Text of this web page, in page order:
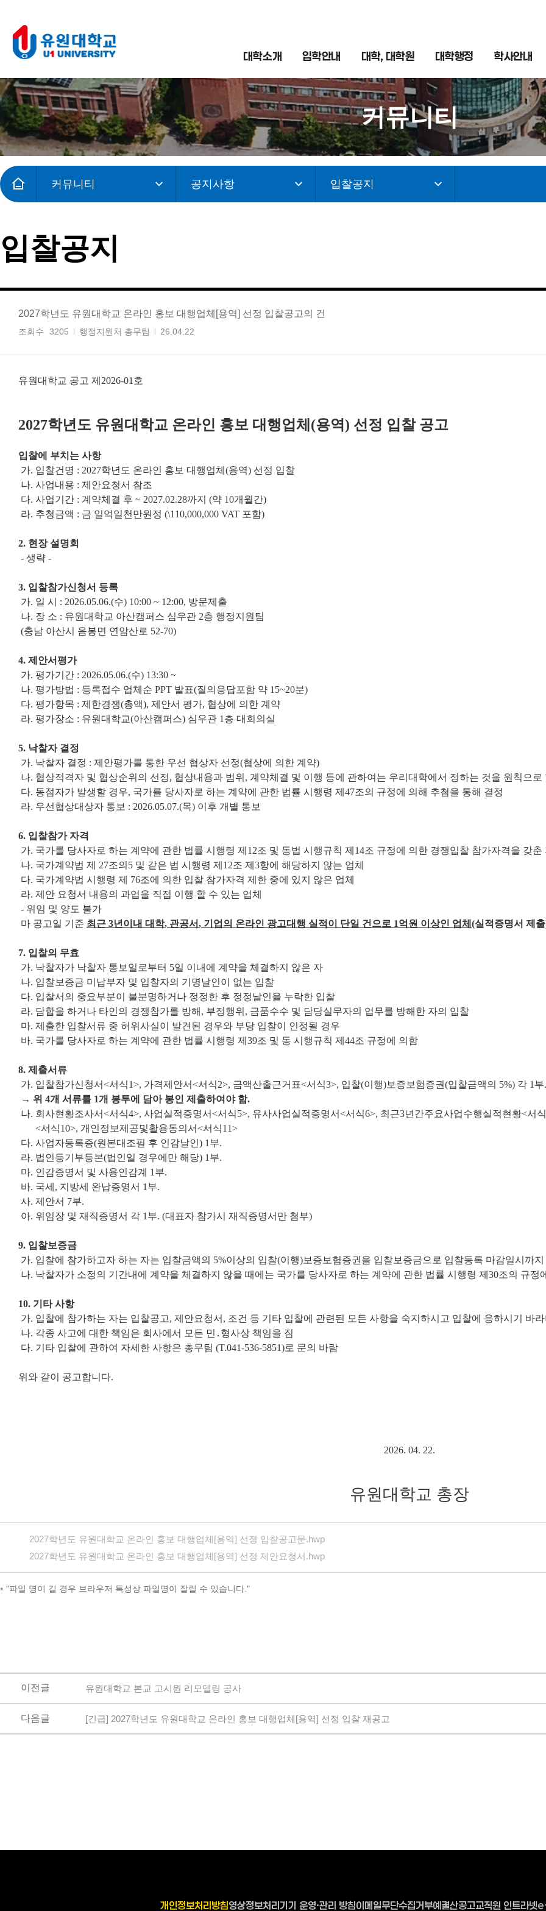
대학소개 입학안내 대학, 대학원 대학행정 학사안내
커뮤니티
커뮤니티 공지사항 입찰공지
입찰공지
2027학년도 유원대학교 온라인 홍보 대행업체[용역] 선정 입찰공고의 건
조회수 3205 행정지원처 총무팀 26.04.22
유원대학교 공고 제2026-01호
2027학년도 유원대학교 온라인 홍보 대행업체(용역) 선정 입찰 공고
입찰에 부치는 사항
가. 입찰건명 : 2027학년도 온라인 홍보 대행업체(용역) 선정 입찰
나. 사업내용 : 제안요청서 참조
다. 사업기간 : 계약체결 후 ~ 2027.02.28까지 (약 10개월간)
라. 추청금액 : 금 일억일천만원정 (\110,000,000 VAT 포함)
2. 현장 설명회
- 생략 -
3. 입찰참가신청서 등록
가. 일 시 : 2026.05.06.(수) 10:00 ~ 12:00, 방문제출
나. 장 소 : 유원대학교 아산캠퍼스 심우관 2층 행정지원팀
(충남 아산시 음봉면 연암산로 52-70)
4. 제안서평가
가. 평가기간 : 2026.05.06.(수) 13:30 ~
나. 평가방법 : 등록접수 업체순 PPT 발표(질의응답포함 약 15~20분)
다. 평가항목 : 제한경쟁(총액), 제안서 평가, 협상에 의한 계약
라. 평가장소 : 유원대학교(아산캠퍼스) 심우관 1층 대회의실
5. 낙찰자 결정
가. 낙찰자 결정 : 제안평가를 통한 우선 협상자 선정(협상에 의한 계약)
나. 협상적격자 및 협상순위의 선정, 협상내용과 범위, 계약체결 및 이행 등에 관하여는 우리대학에서 정하는 것을 원칙으로
다. 동점자가 발생할 경우, 국가를 당사자로 하는 계약에 관한 법률 시행령 제47조의 규정에 의해 추첨을 통해 결정
라. 우선협상대상자 통보 : 2026.05.07.(목) 이후 개별 통보
6. 입찰참가 자격
가. 국가를 당사자로 하는 계약에 관한 법률 시행령 제12조 및 동법 시행규칙 제14조 규정에 의한 경쟁입찰 참가자격을 갖춘
나. 국가계약법 제 27조의5 및 같은 법 시행령 제12조 제3항에 해당하지 않는 업체
다. 국가계약법 시행령 제 76조에 의한 입찰 참가자격 제한 중에 있지 않은 업체
라. 제안 요청서 내용의 과업을 직접 이행 할 수 있는 업체
- 위임 및 양도 불가
마 공고일 기준 최근 3년이내 대학, 관공서, 기업의 온라인 광고대행 실적이 단일 건으로 1억원 이상인 업체 (실적증명서 제
7. 입찰의 무효
가. 낙찰자가 낙찰자 통보일로부터 5일 이내에 계약을 체결하지 않은 자
나. 입찰보증금 미납부자 및 입찰자의 기명날인이 없는 입찰
다. 입찰서의 중요부분이 불분명하거나 정정한 후 정정날인을 누락한 입찰
라. 담합을 하거나 타인의 경쟁참가를 방해, 부정행위, 금품수수 및 담당실무자의 업무를 방해한 자의 입찰
마. 제출한 입찰서류 중 허위사실이 발견된 경우와 부당 입찰이 인정될 경우
바. 국가를 당사자로 하는 계약에 관한 법률 시행령 제39조 및 동 시행규칙 제44조 규정에 의함
8. 제출서류
가. 입찰참가신청서<서식1>, 가격제안서<서식2>, 금액산출근거표<서식3>, 입찰(이행)보증보험증권(입찰금액의 5%) 각 1부.
→ 위 4개 서류를 1개 봉투에 담아 봉인 제출하여야 함.
나. 회사현황조사서<서식4>, 사업실적증명서<서식5>, 유사사업실적증명서<서식6>, 최근3년간주요사업수행실적현황<서
<서식10>, 개인정보제공및활용동의서<서식11>
다. 사업자등록증(원본대조필 후 인감날인) 1부.
라. 법인등기부등본(법인일 경우에만 해당) 1부.
마. 인감증명서 및 사용인감계 1부.
바. 국세, 지방세 완납증명서 1부.
사. 제안서 7부.
아. 위임장 및 재직증명서 각 1부. (대표자 참가시 재직증명서만 첨부)
9. 입찰보증금
가. 입찰에 참가하고자 하는 자는 입찰금액의 5%이상의 입찰(이행)보증보험증권을 입찰보증금으로 입찰등록 마감일시까
나. 낙찰자가 소정의 기간내에 계약을 체결하지 않을 때에는 국가를 당사자로 하는 계약에 관한 법률 시행령 제30조의 규
10. 기타 사항
가. 입찰에 참가하는 자는 입찰공고, 제안요청서, 조건 등 기타 입찰에 관련된 모든 사항을 숙지하시고 입찰에 응하시기 바
나. 각종 사고에 대한 책임은 회사에서 모든 민․형사상 책임을 짐
다. 기타 입찰에 관하여 자세한 사항은 총무팀 (T.041-536-5851)로 문의 바람
위와 같이 공고합니다.
2026. 04. 22.
유원대학교 총장
2027학년도 유원대학교 온라인 홍보 대행업체[용역] 선정 입찰공고문.hwp
2027학년도 유원대학교 온라인 홍보 대행업체[용역] 선정 제안요청서.hwp
"파일 명이 길 경우 브라우저 특성상 파일명이 잘릴 수 있습니다."
이전글 유원대학교 본교 고시원 리모델링 공사
다음글 [긴급] 2027학년도 유원대학교 온라인 홍보 대행업체[용역] 선정 입찰 재공고
개인정보처리방침영상정보처리기기 운영·관리 방침이메일무단수집거부예결산공고교직원 인트라넷